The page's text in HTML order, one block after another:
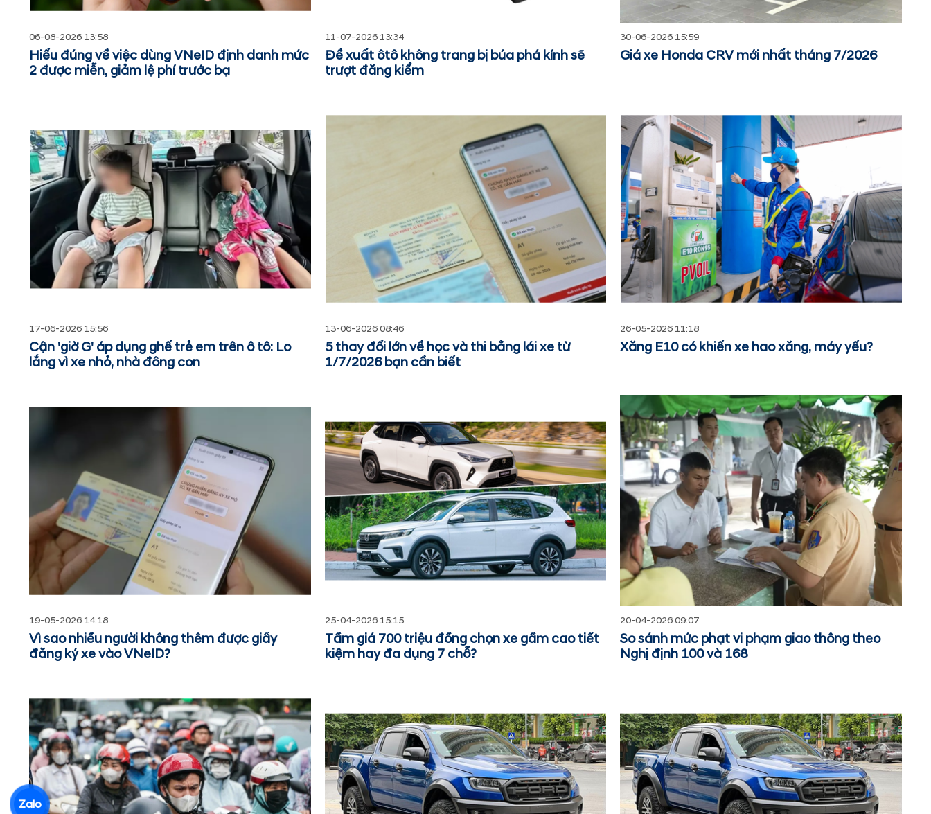
06-08-2026 13:58
Hiểu đúng về việc dùng VNeID định danh mức
2 được miễn, giảm lệ phí trước bạ
11-07-2026 13:34
Đề xuất ôtô không trang bị búa phá kính sẽ
trượt đăng kiểm
30-06-2026 15:59
Giá xe Honda CRV mới nhất tháng 7/2026
17-06-2026 15:56
Cận 'giờ G' áp dụng ghế trẻ em trên ô tô: Lo
lắng vì xe nhỏ, nhà đông con
13-06-2026 08:46
5 thay đổi lớn về học và thi bằng lái xe từ
1/7/2026 bạn cần biết
26-05-2026 11:18
Xăng E10 có khiến xe hao xăng, máy yếu?
19-05-2026 14:18
Vì sao nhiều người không thêm được giấy
đăng ký xe vào VNeID?
25-04-2026 15:15
Tầm giá 700 triệu đồng chọn xe gầm cao tiết
kiệm hay đa dụng 7 chỗ?
20-04-2026 09:07
So sánh mức phạt vi phạm giao thông theo
Nghị định 100 và 168
Zalo